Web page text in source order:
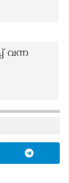
വന്ന